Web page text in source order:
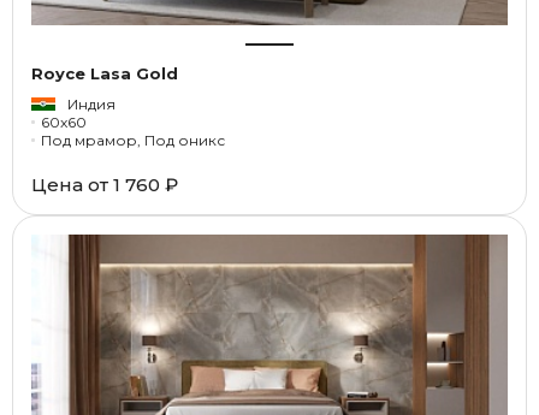
Royce Lasa Gold
Индия
60x60
Под мрамор, Под оникс
Цена от 1 760 ₽